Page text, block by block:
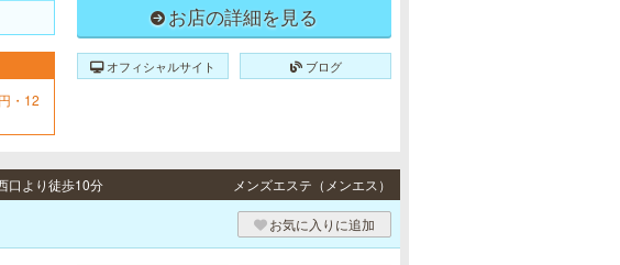
・12
お店の詳細を見る
オフィシャルサイト ブログ
口より徒歩10分 メンズエステ（メンエス）
お気に入りに追加